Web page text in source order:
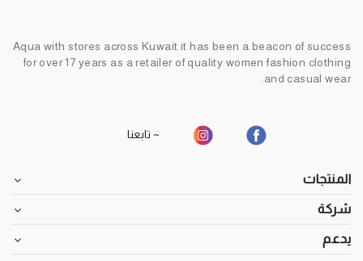
Aqua with stores across Kuwait it has been a beacon of success
for over 17 years as a retailer of quality women fashion clothing
and casual wear.
~ تابعنا
المنتجات
شركة
يدعم